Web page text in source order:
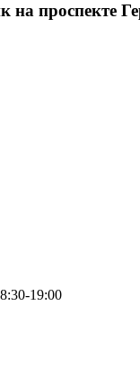
на проспекте
8:30-19:00